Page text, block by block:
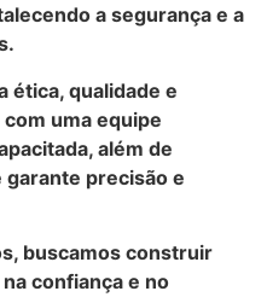
a segurança e a
ética, qualidade e
uma equipe
além de
precisão e
buscamos construir
confiança e no